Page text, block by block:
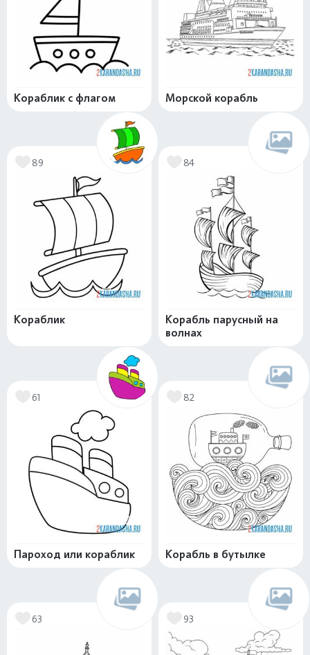
Кораблик с флагом Морской корабль
89
Кораблик
84
Корабль парусный на
волнах
61
Пароход или кораблик
82
Корабль в бутылке
63 93